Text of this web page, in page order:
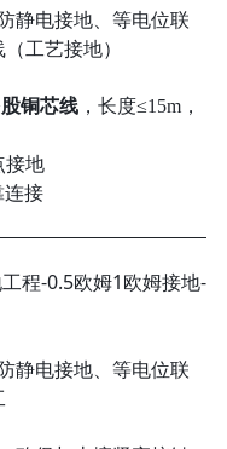
静电接地、等电位联
工艺接地）
铜芯线，长度≤15m，
接地
连接
程-0.5欧姆1欧姆接地-
静电接地、等电位联